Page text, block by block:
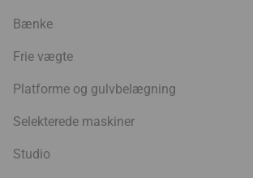
Bænke
Frie vægte
Platforme og gulvbelægning
Selekterede maskiner
Studio